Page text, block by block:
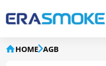
HOME AGB